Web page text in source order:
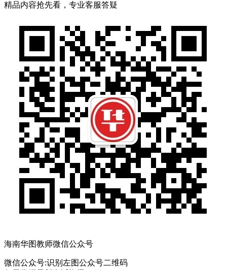
精品内容抢先看，专业客服答疑
海南华图教师微信公众号
微信公众号:识别左图公众号二维码